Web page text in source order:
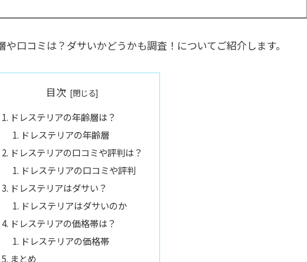
口コミは？ダサいかどうかも調査！についてご紹介します。
目次
ドレステリアの年齢層は？
ドレステリアの年齢層
ドレステリアの口コミや評判は？
ドレステリアの口コミや評判
ドレステリアはダサい？
ドレステリアはダサいのか
ドレステリアの価格帯は？
ドレステリアの価格帯
まとめ